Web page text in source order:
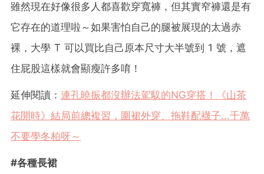
雖然現在好像很多人都喜歡穿寬褲，但其實窄褲還是有
它存在的道理啦～如果害怕自己的腿被展現的太過赤
裸，大學 T 可以買比自己原本尺寸大半號到 1 號，遮
住屁股這樣就會顯瘦許多唷！
延伸閱讀： 連孔曉振都沒辦法駕馭的NG穿搭！《山茶
花開時》結局前總複習，圍裙外穿、拖鞋配襪子...千萬
不要學冬柏呀～
#各種長裙